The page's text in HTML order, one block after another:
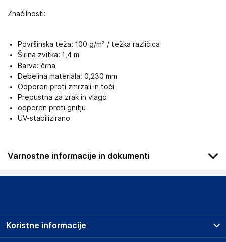
Značilnosti:
Površinska teža: 100 g/m² / težka različica
Širina zvitka: 1,4 m
Barva: črna
Debelina materiala: 0,230 mm
Odporen proti zmrzali in toči
Prepustna za zrak in vlago
odporen proti gnitju
UV-stabilizirano
Varnostne informacije in dokumenti
Podatki o proizvajalcu
Aquagart Trading GmbH
Koristne informacije